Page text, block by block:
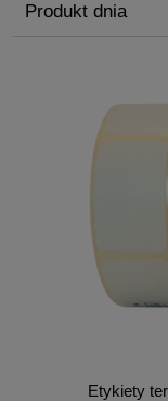
Produkt dnia
Etykiety